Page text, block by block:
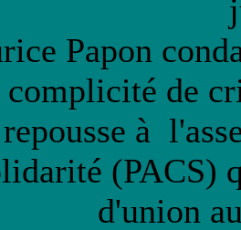
Papon
complicité de
à
(PACS)
d'union